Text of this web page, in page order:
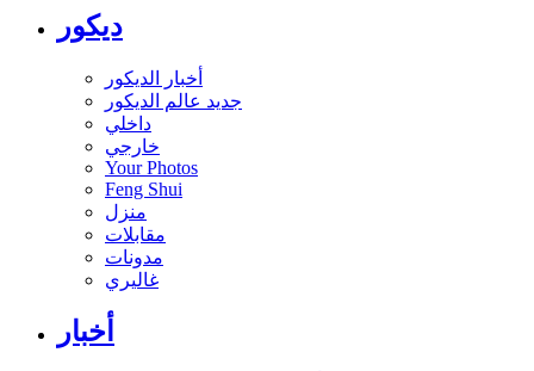
ديكور
أخبار الديكور
جديد عالم الديكور
داخلي
خارجي
Your Photos
Feng Shui
منزل
مقابلات
مدونات
غاليري
أخبار